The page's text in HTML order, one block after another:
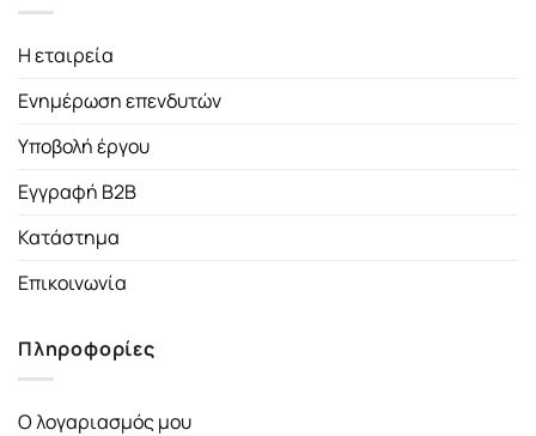
Η εταιρεία
Ενημέρωση επενδυτών
Υποβολή έργου
Εγγραφή B2B
Κατάστημα
Επικοινωνία
Πληροφορίες
Ο λογαριασμός μου